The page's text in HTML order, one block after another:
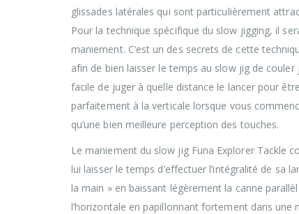
glissades latérales qui sont particulièrement
Pour la technique spécifique du slow jigging, il
maniement. C’est un des secrets de cette
afin de bien laisser le temps au slow jig de couler
facile de juger à quelle distance le lancer pour
parfaitement à la verticale lorsque vous
qu’une bien meilleure perception des touches.
Le maniement du slow jig Funa Explorer Tackle
lui laisser le temps d’effectuer l’intégralité de sa
la main » en baissant légèrement la canne
l’horizontale en papillonnant fortement dans